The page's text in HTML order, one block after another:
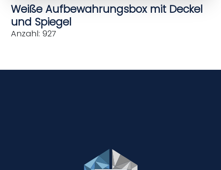
Weiße Aufbewahrungsbox mit Deckel
und Spiegel
Anzahl: 927